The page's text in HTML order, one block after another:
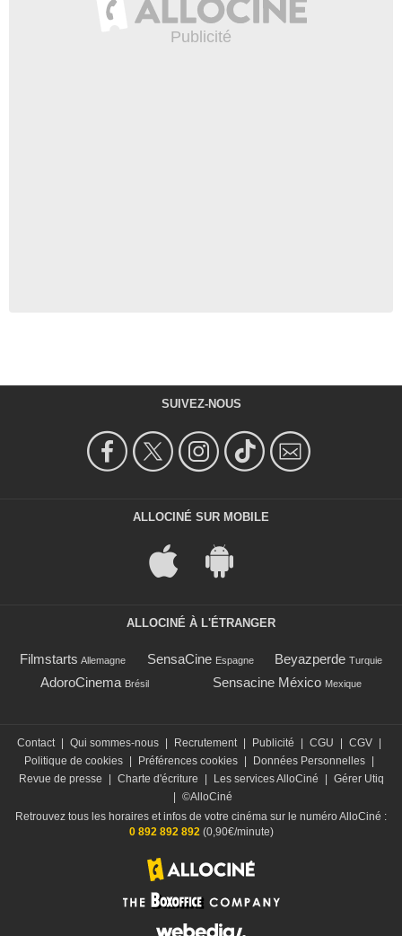
SUIVEZ-NOUS
ALLOCINÉ SUR MOBILE
ALLOCINÉ À L'ÉTRANGER
Filmstarts Allemagne SensaCine Espagne Beyazperde Turquie
AdoroCinema Brésil Sensacine México Mexique
Contact Qui sommes-nous Recrutement Publicité CGU CGV
Politique de cookies
Préférences cookies Données Personnelles
Revue de presse
Charte d'écriture Les services AlloCiné
Gérer Utiq
©AlloCiné
Retrouvez tous les horaires et infos de votre cinéma sur le numéro AlloCiné :
0 892 892 892(0,90€/minute)